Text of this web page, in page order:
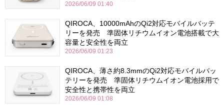
2026/06/09 01:40
QIROCA、10000mAhのQi2対応モバイルバッテ
リーを発売 準固体リチウムイオン電池搭載で大
容量と安全性を両立
2026/06/09 01:23
QIROCA、薄さ約8.3mmのQi2対応モバイルバッ
テリーを発売 準固体リチウムイオン電池採用で
安全性と携帯性を両立
2026/06/09 01:08